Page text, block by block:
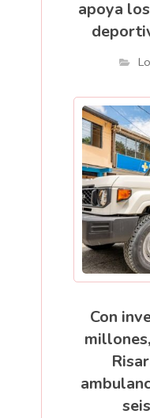
apoya
Con